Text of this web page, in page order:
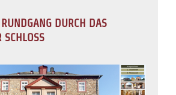
DURCH DAS
SCHLOSS